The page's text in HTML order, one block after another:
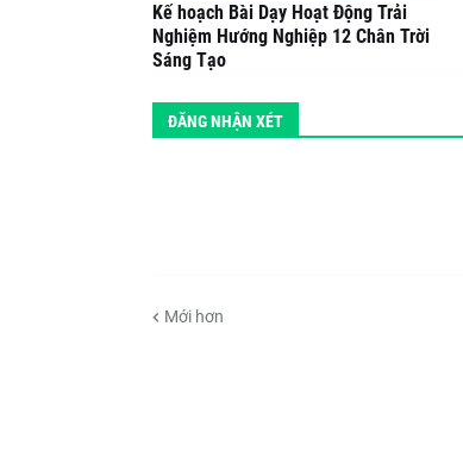
Kế hoạch Bài Dạy Hoạt Động Trải
Nghiệm Hướng Nghiệp 12 Chân Trời
Sáng Tạo
ĐĂNG NHẬN XÉT
Mới hơn